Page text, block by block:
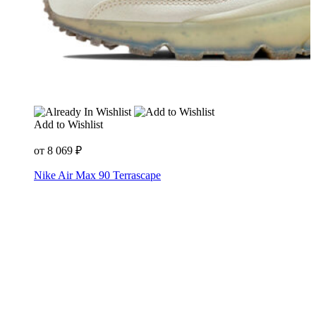
Add to Wishlist
от 8 069 ₽
Nike Air Max 90 Terrascape